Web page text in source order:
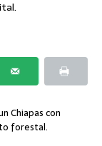
Chiapas con
forestal.